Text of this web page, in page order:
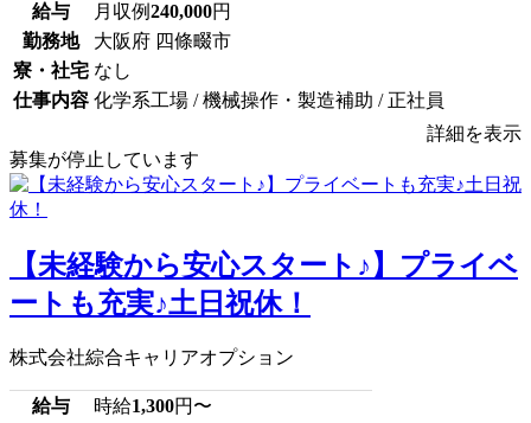
給与 月収例240,000円
勤務地
大阪府 四條畷市
寮・社宅 なし
仕事内容 化学系工場 / 機械操作・製造補助 / 正社員
詳細を表示
募集が停止しています
【未経験から安心スタート♪】プライベ
ートも充実♪土日祝休！
株式会社綜合キャリアオプション
給与 時給1,300円〜